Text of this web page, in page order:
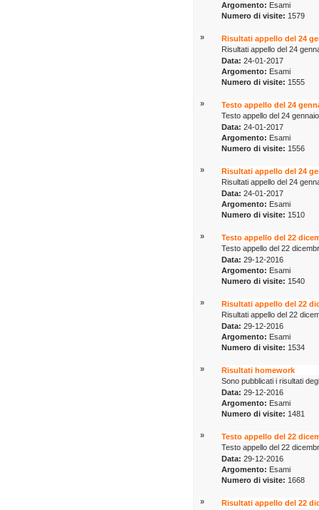
Argomento: Esami
Numero di visite: 1579
»
Risultati appello del 24
Risultati appello del 24
Data: 24-01-2017
Argomento: Esami
Numero di visite: 1555
»
Testo appello del 24
Testo appello del 24
Data: 24-01-2017
Argomento: Esami
Numero di visite: 1556
»
Risultati appello del 24
Risultati appello del 24
Data: 24-01-2017
Argomento: Esami
Numero di visite: 1510
»
Testo appello del 22
Testo appello del 22
Data: 29-12-2016
Argomento: Esami
Numero di visite: 1540
»
Risultati appello del 22
Risultati appello del 22
Data: 29-12-2016
Argomento: Esami
Numero di visite: 1534
»
Risultati homework
Sono pubblicati i risultati
Data: 29-12-2016
Argomento: Esami
Numero di visite: 1481
»
Testo appello del 22
Testo appello del 22
Data: 29-12-2016
Argomento: Esami
Numero di visite: 1668
»
Risultati appello del 22